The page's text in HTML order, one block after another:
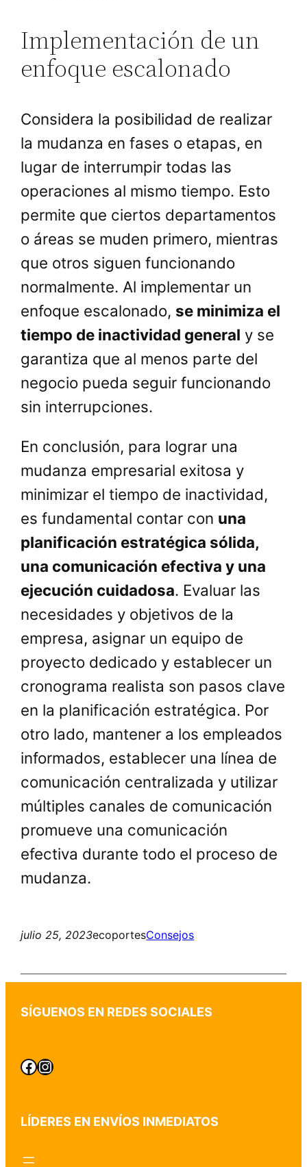
Implementación de un
enfoque escalonado
Considera la posibilidad de realizar
la mudanza en fases o etapas, en
lugar de interrumpir todas las
operaciones al mismo tiempo. Esto
permite que ciertos departamentos
o áreas se muden primero, mientras
que otros siguen funcionando
normalmente. Al implementar un
enfoque escalonado, se minimiza el
tiempo de inactividad general y se
garantiza que al menos parte del
negocio pueda seguir funcionando
sin interrupciones.
En conclusión, para lograr una
mudanza empresarial exitosa y
minimizar el tiempo de inactividad,
es fundamental contar con una
planificación estratégica sólida,
una comunicación efectiva y una
ejecución cuidadosa. Evaluar las
necesidades y objetivos de la
empresa, asignar un equipo de
proyecto dedicado y establecer un
cronograma realista son pasos clave
en la planificación estratégica. Por
otro lado, mantener a los empleados
informados, establecer una línea de
comunicación centralizada y utilizar
múltiples canales de comunicación
promueve una comunicación
efectiva durante todo el proceso de
mudanza.
julio 25, 2023ecoportesConsejos
SÍGUENOS EN REDES SOCIALES
Mudanzas Alicante Facebook Mudanzas Alicante Instagram
LÍDERES EN ENVÍOS INMEDIATOS